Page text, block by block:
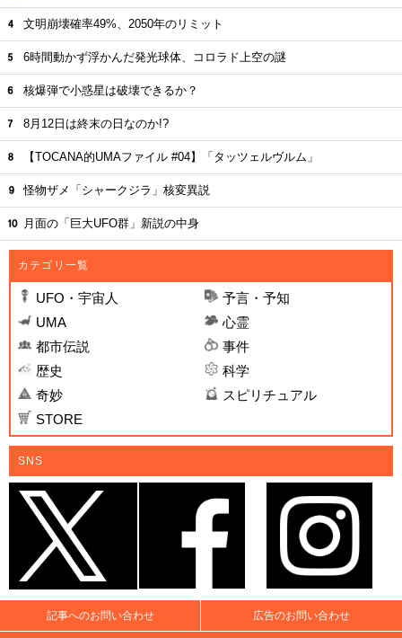
文明崩壊確率49%、2050年のリミット
6時間動かず浮かんだ発光球体、コロラド上空の謎
核爆弾で小惑星は破壊できるか？
8月12日は終末の日なのか!?
【TOCANA的UMAファイル #04】「タッツェルヴルム」
怪物ザメ「シャークジラ」核変異説
月面の「巨大UFO群」新説の中身
カテゴリ一覧
UFO・宇宙人
予言・予知
UMA
心霊
都市伝説
事件
歴史
科学
奇妙
スピリチュアル
STORE
SNS
記事へのお問い合わせ 広告のお問い合わせ